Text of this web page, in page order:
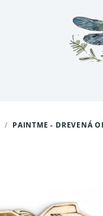
/ PAINTME - DREVENÁ